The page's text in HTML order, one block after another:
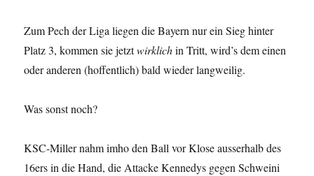
Zum Pech der Liga liegen die Bayern nur ein Sieg hinter
Platz 3, kommen sie jetztwirklichin Tritt, wird’s dem einen
oder anderen (hoffentlich) bald wieder langweilig.
Was sonst noch?
KSC-Miller nahm imho den Ball vor Klose ausserhalb des
16ers in die Hand, die Attacke Kennedys gegen Schweini